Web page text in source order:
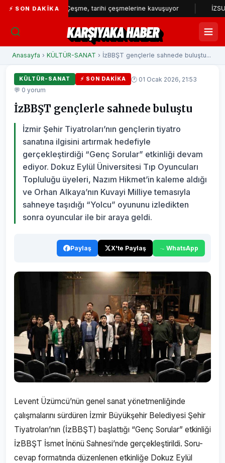
⚡ SON DAKIKAÇeşme, tarihi çeşmelerine kavuşuyor İZSU’dan
KARŞIYAKA HABER
Anasayfa › KÜLTÜR-SANAT › İzBBŞT gençlerle sahnede buluştu...
KÜLTÜR-SANAT ⚡ SON DAKIKA
🕐 01 Ocak 2026, 21:53
💬 0 yorum
İzBBŞT gençlerle sahnede buluştu
İzmir Şehir Tiyatroları’nın gençlerin tiyatro
sanatına ilgisini artırmak hedefiyle
gerçekleştirdiği “Genç Sorular” etkinliği devam
ediyor. Dokuz Eylül Üniversitesi Tıp Oyuncuları
Topluluğu üyeleri, Nazım Hikmet’in kaleme aldığı
ve Orhan Alkaya’nın Kuvayi Milliye temasıyla
sahneye taşıdığı “Yolcu” oyununu izledikten
sonra oyuncular ile bir araya geldi.
Paylaş X'te Paylaş WhatsApp
Levent Üzümcü’nün genel sanat yönetmenliğinde
çalışmalarını sürdüren İzmir Büyükşehir Belediyesi Şehir
Tiyatroları’nın (İzBBŞT) başlattığı “Genç Sorular” etkinliği
İzBBŞT İsmet İnönü Sahnesi’nde gerçekleştirildi. Soru-
cevap formatında düzenlenen etkinliğe Dokuz Eylül